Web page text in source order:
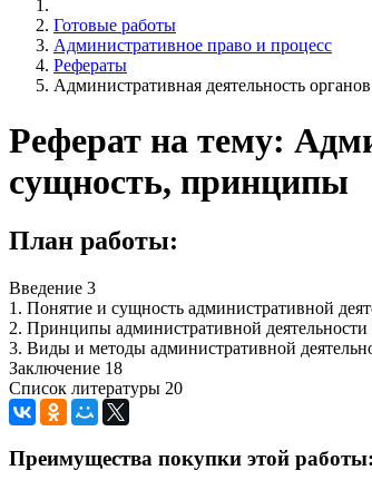
Готовые работы
Административное право и процесс
Рефераты
Административная деятельность
Реферат на тему:
сущность, принципы
План работы:
Введение 3
1. Понятие и сущность административной
2. Принципы административной
3. Виды и методы административной
Заключение 18
Список литературы 20
Преимущества покупки этой работы: